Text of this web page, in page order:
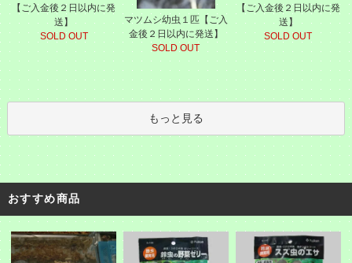
【ご入金後２日以内に発
送】
SOLD OUT
マツムシ幼虫１匹【ご入
金後２日以内に発送】
SOLD OUT
【ご入金後２日以内に発
送】
SOLD OUT
もっと見る
おすすめ商品